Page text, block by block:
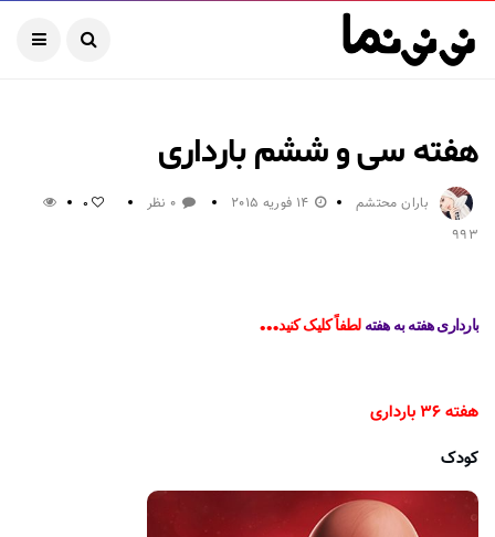
هفته سی و ششم بارداری
باران محتشم 14 فوریه 2015 0 نظر 0
993
بارداری هفته به هفته لطفاً کلیک کنید…
هفته ۳۶ بارداری
کودک